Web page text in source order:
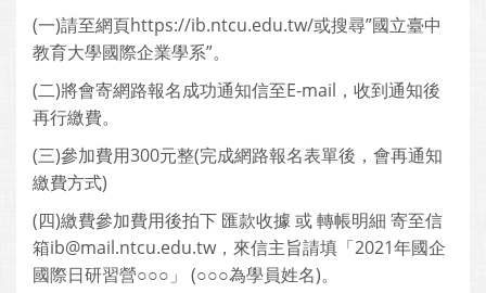
(一)請至網頁https://ib.ntcu.edu.tw/或搜尋”國立臺中
教育大學國際企業學系”。
(二)將會寄網路報名成功通知信至E-mail，收到通知後
再行繳費。
(三)參加費用300元整(完成網路報名表單後，會再通知
繳費方式)
(四)繳費參加費用後拍下 匯款收據 或 轉帳明細 寄至信
箱ib@mail.ntcu.edu.tw，來信主旨請填「2021年國企
國際日研習營○○○」 (○○○為學員姓名)。